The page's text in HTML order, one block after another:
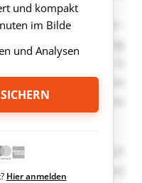
und kompakt
im Bilde
und Analysen
Hier anmelden